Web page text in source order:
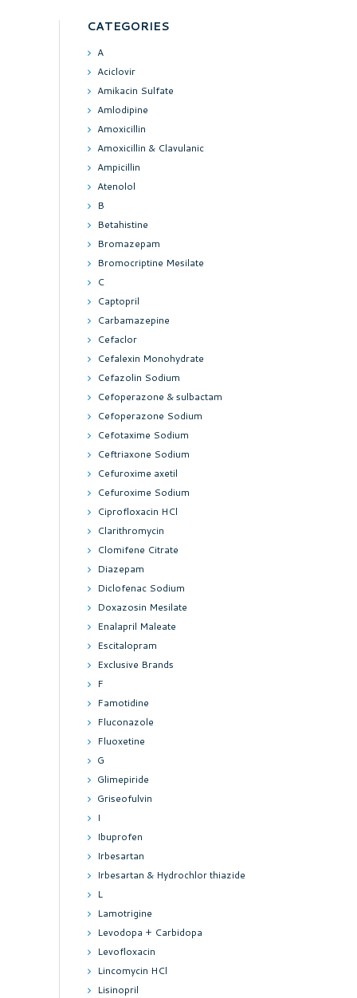
CATEGORIES
A
Aciclovir
Amikacin Sulfate
Amlodipine
Amoxicillin
Amoxicillin & Clavulanic
Ampicillin
Atenolol
B
Betahistine
Bromazepam
Bromocriptine Mesilate
C
Captopril
Carbamazepine
Cefaclor
Cefalexin Monohydrate
Cefazolin Sodium
Cefoperazone & sulbactam
Cefoperazone Sodium
Cefotaxime Sodium
Ceftriaxone Sodium
Cefuroxime axetil
Cefuroxime Sodium
Ciprofloxacin HCl
Clarithromycin
Clomifene Citrate
Diazepam
Diclofenac Sodium
Doxazosin Mesilate
Enalapril Maleate
Escitalopram
Exclusive Brands
F
Famotidine
Fluconazole
Fluoxetine
G
Glimepiride
Griseofulvin
I
Ibuprofen
Irbesartan
Irbesartan & Hydrochlor thiazide
L
Lamotrigine
Levodopa + Carbidopa
Levofloxacin
Lincomycin HCl
Lisinopril